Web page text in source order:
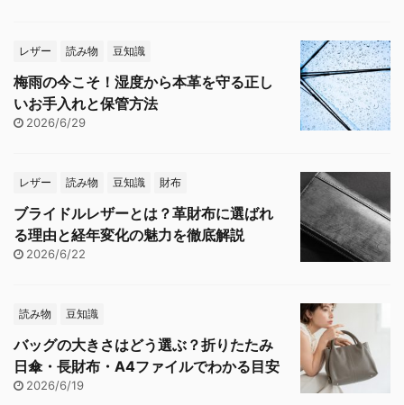
レザー 読み物 豆知識
梅雨の今こそ！湿度から本革を守る正し
いお手入れと保管方法
2026/6/29
レザー 読み物 豆知識 財布
ブライドルレザーとは？革財布に選ばれ
る理由と経年変化の魅力を徹底解説
2026/6/22
読み物 豆知識
バッグの大きさはどう選ぶ？折りたたみ
日傘・長財布・A4ファイルでわかる目安
2026/6/19